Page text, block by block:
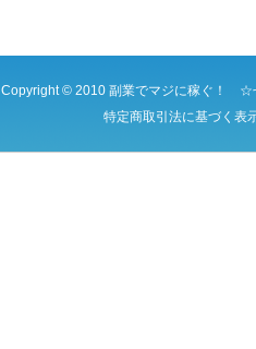
Copyright © 2010 副業でマジに稼ぐ！ ☆
特定商取引法に基づく表